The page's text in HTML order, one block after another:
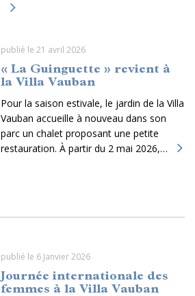
publié le 21 avril 2026
« La Guinguette » revient à
la Villa Vauban
Pour la saison estivale, le jardin de la Villa
Vauban accueille à nouveau dans son
parc un chalet proposant une petite
restauration. À partir du 2 mai 2026,…
publié le 6 Janvier 2026
Journée internationale des
femmes à la Villa Vauban